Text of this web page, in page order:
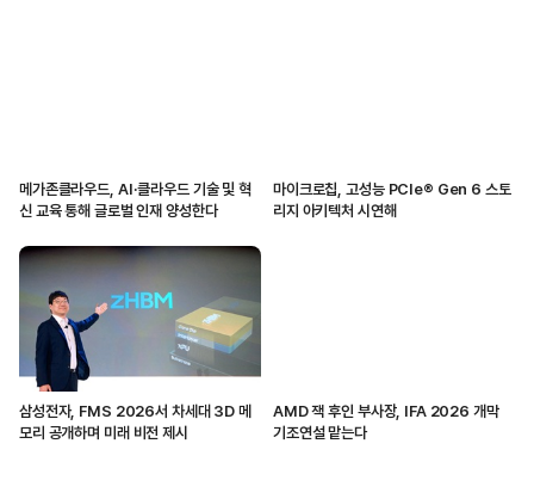
메가존클라우드, AI·클라우드 기술 및 혁
신 교육 통해 글로벌 인재 양성한다
마이크로칩, 고성능 PCIe® Gen 6 스토
리지 아키텍처 시연해
삼성전자, FMS 2026서 차세대 3D 메
모리 공개하며 미래 비전 제시
AMD 잭 후인 부사장, IFA 2026 개막
기조연설 맡는다